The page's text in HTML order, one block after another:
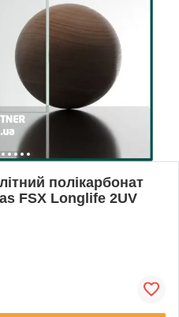
полікарбонат
FSX Longlife 2UV